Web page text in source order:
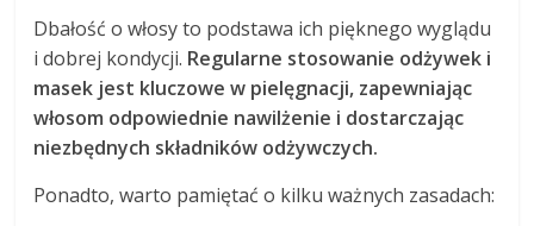
Dbałość o włosy to podstawa ich pięknego wyglądu
i dobrej kondycji. Regularne stosowanie odżywek i
masek jest kluczowe w pielęgnacji, zapewniając
włosom odpowiednie nawilżenie i dostarczając
niezbędnych składników odżywczych.
Ponadto, warto pamiętać o kilku ważnych zasadach: